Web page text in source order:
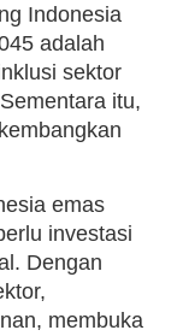
Indonesia
adalah
sektor
itu,
emas
investasi
Dengan
membuka